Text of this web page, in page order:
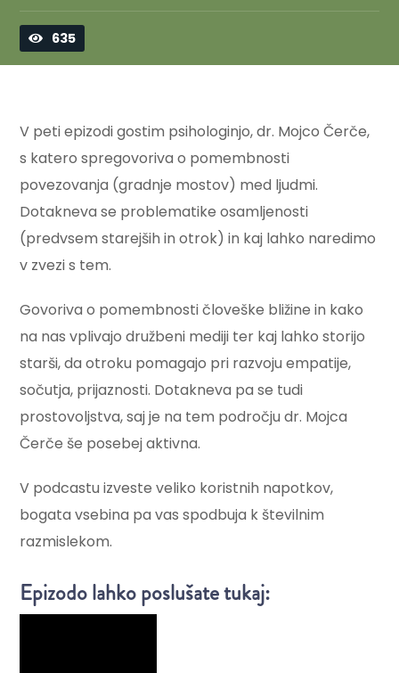
635
V peti epizodi gostim psihologinjo, dr. Mojco Čerče,
s katero spregovoriva o pomembnosti
povezovanja (gradnje mostov) med ljudmi.
Dotakneva se problematike osamljenosti
(predvsem starejših in otrok) in kaj lahko naredimo
v zvezi s tem.
Govoriva o pomembnosti človeške bližine in kako
na nas vplivajo družbeni mediji ter kaj lahko storijo
starši, da otroku pomagajo pri razvoju empatije,
sočutja, prijaznosti. Dotakneva pa se tudi
prostovoljstva, saj je na tem področju dr. Mojca
Čerče še posebej aktivna.
V podcastu izveste veliko koristnih napotkov,
bogata vsebina pa vas spodbuja k številnim
razmislekom.
Epizodo lahko poslušate tukaj: